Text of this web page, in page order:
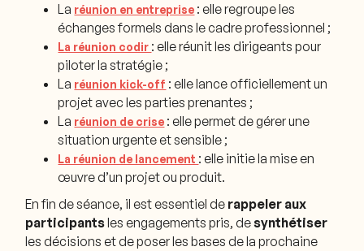
La réunion en entreprise : elle regroupe les
échanges formels dans le cadre professionnel ;
La réunion codir : elle réunit les dirigeants pour
piloter la stratégie ;
La réunion kick-off : elle lance officiellement un
projet avec les parties prenantes ;
La réunion de crise : elle permet de gérer une
situation urgente et sensible ;
La réunion de lancement : elle initie la mise en
œuvre d’un projet ou produit.
En fin de séance, il est essentiel de rappeler aux
participantsles engagements pris, desynthétiser
les décisions et de poser les bases de la prochaine